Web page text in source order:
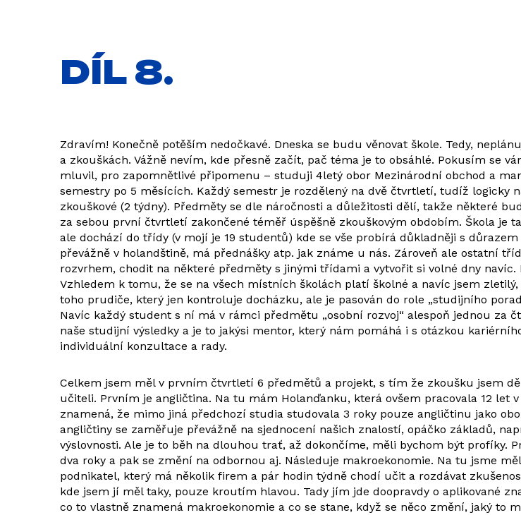
DÍL 8.
Zdravím! Konečně potěším nedočkavé. Dneska se budu věnovat škole. Tedy,
a zkouškách. Vážně nevím, kde přesně začít, pač téma je to obsáhlé. Pokusím se
mluvil, pro zapomnětlivé připomenu – studuji 4letý obor Mezinárodní obchod a
semestry po 5 měsících. Každý semestr je rozdělený na dvě čtvrtletí, tudíž
zkouškové (2 týdny). Předměty se dle náročnosti a důležitosti dělí, takže některé
za sebou první čtvrtletí zakončené téměř úspěšně zkouškovým obdobím. Škola je
ale dochází do třídy (v mojí je 19 studentů) kde se vše probírá důkladněji s
převážně v holandštině, má přednášky atp. jak známe u nás. Zároveň ale ostatní
rozvrhem, chodit na některé předměty s jinými třídami a vytvořit si volné dny
Vzhledem k tomu, že se na všech místních školách platí školné a navíc jsem
toho prudiče, který jen kontroluje docházku, ale je pasován do role „studijního
Navíc každý student s ní má v rámci předmětu „osobní rozvoj“ alespoň jednou
naše studijní výsledky a je to jakýsi mentor, který nám pomáhá i s otázkou
individuální konzultace a rady.
Celkem jsem měl v prvním čtvrtletí 6 předmětů a projekt, s tím že zkoušku jsem
učiteli. Prvním je angličtina. Na tu mám Holanďanku, která ovšem pracovala 12 let
znamená, že mimo jiná předchozí studia studovala 3 roky pouze angličtinu jako
angličtiny se zaměřuje převážně na sjednocení našich znalostí, opáčko základů,
výslovnosti. Ale je to běh na dlouhou trať, až dokončíme, měli bychom být profíky.
dva roky a pak se změní na odbornou aj. Následuje makroekonomie. Na tu jsme
podnikatel, který má několik firem a pár hodin týdně chodí učit a rozdávat
kde jsem jí měl taky, pouze kroutím hlavou. Tady jím jde doopravdy o aplikované
co to vlastně znamená makroekonomie a co se stane, když se něco změní, jaký to